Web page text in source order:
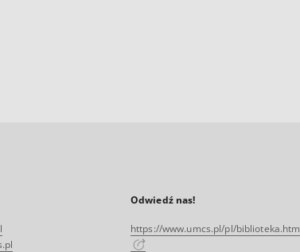
Odwiedź nas!
https://www.umcs.pl/pl/biblioteka.htm